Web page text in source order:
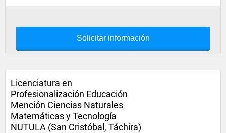
Solicitar información
Licenciatura en
Profesionalización Educación
Mención Ciencias Naturales
Matemáticas y Tecnología
NUTULA (San Cristóbal, Táchira)